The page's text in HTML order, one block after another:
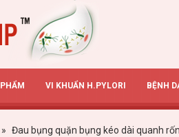
VI KHUẨN H.PYLORI BỆNH
» Đau bụng quặn bụng kéo dài quanh rốn